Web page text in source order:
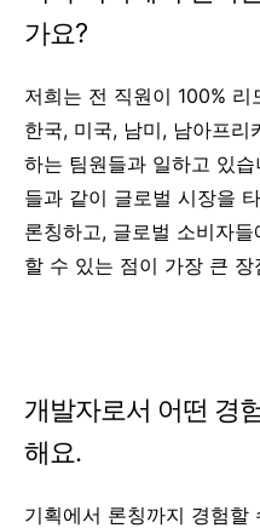
가요?
저희는 전 직원이 100%
한국, 미국, 남미, 남아프
하는 팀원들과 일하고 있
들과 같이 글로벌 시장을
론칭하고, 글로벌 소비자
할 수 있는 점이 가장 큰 장
개발자로서 어떤 경
해요.
기획에서 론칭까지 경험할